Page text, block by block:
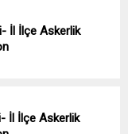
İl İlçe Askerlik
İl İlçe Askerlik